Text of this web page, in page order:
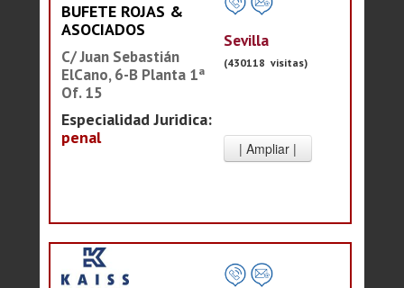
BUFETE ROJAS &
ASOCIADOS
C/ Juan Sebastián
ElCano, 6-B Planta 1ª
Of. 15
Especialidad Juridica:
penal
Sevilla
(430118 visitas)